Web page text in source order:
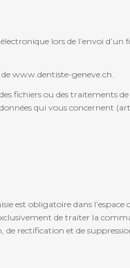
lors de l’envoi d’un
de www.dentiste-geneve.ch.
fichiers ou des traitements de
qui vous concernent
est obligatoire dans
de traiter la
de rectification et de